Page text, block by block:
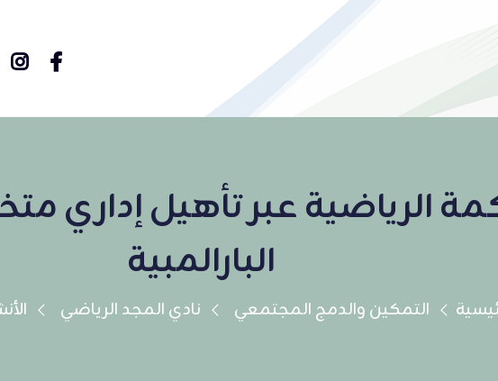
الرياضية عبر تأهيل
البارالمبية
التمكين والدمج المجتمعي نادي المجد الرياضي